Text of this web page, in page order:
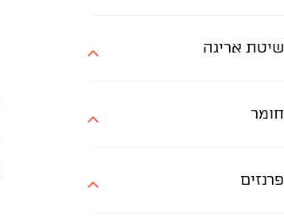
90X60
שיטת אריגה
חומר
פרנזים